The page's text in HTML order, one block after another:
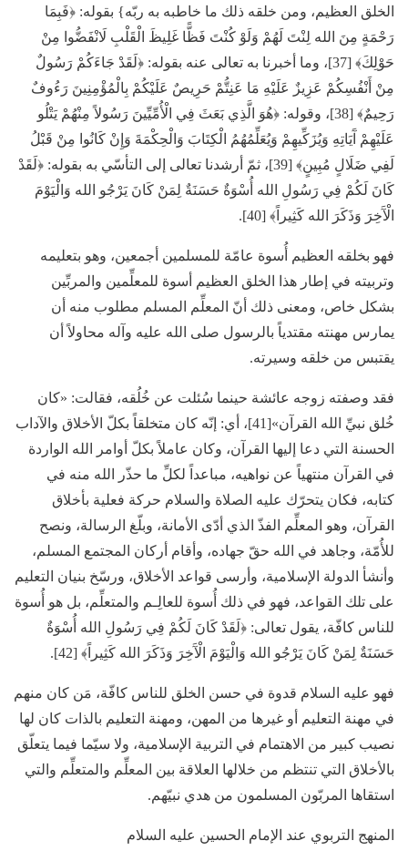
الخلق العظيم، ومن خلقه ذلك ما خاطبه به ربّه} بقوله: ﴿فَبِمَا
رَحْمَةٍ مِنَ الله لِنْتَ لَهُمْ وَلَوْ كُنْتَ فَظًّا غَلِيظَ الْقَلْبِ لَانْفَضُّوا مِنْ
حَوْلِكَ﴾ [37]، وما أخبرنا به تعالى عنه بقوله: ﴿لَقَدْ جَاءَكُمْ رَسُولٌ
مِنْ أَنْفُسِكُمْ عَزِيزٌ عَلَيْهِ مَا عَنِتُّمْ حَرِيصٌ عَلَيْكُمْ بِالْمُؤْمِنِينَ رَءُوفٌ
رَحِيمٌ﴾ [38]، وقوله: ﴿هُوَ الَّذِي بَعَثَ فِي الْأُمِّيِّينَ رَسُولاً مِنْهُمْ يَتْلُو
عَلَيْهِمْ آَيَاتِهِ وَيُزَكِّيهِمْ وَيُعَلِّمُهُمُ الْكِتَابَ وَالْحِكْمَةَ وَإِنْ كَانُوا مِنْ قَبْلُ
لَفِي ضَلَالٍ مُبِينٍ﴾ [39]، ثمّ أرشدنا تعالى إلى التأسّي به بقوله: ﴿لَقَدْ
كَانَ لَكُمْ فِي رَسُولِ الله أُسْوَةٌ حَسَنَةٌ لِمَنْ كَانَ يَرْجُو الله وَالْيَوْمَ
الْآَخِرَ وَذَكَرَ الله كَثِيراً﴾ [40].
فهو بخلقه العظيم أُسوة عامّة للمسلمين أجمعين، وهو بتعليمه
وتربيته في إطار هذا الخلق العظيم أسوة للمعلِّمين والمربِّين
بشكل خاص، ومعنى ذلك أنّ المعلِّم المسلم مطلوب منه أن
يمارس مهنته مقتدياً بالرسول صلى الله عليه وآله محاولاً أن
يقتبس من خلقه وسيرته.
فقد وصفته زوجه عائشة حينما سُئلت عن خُلُقه، فقالت: «كان
خُلق نبيِّ الله القرآن»[41]، أي: إنّه كان متخلقاً بكلّ الأخلاق والآداب
الحسنة التي دعا إليها القرآن، وكان عاملاً بكلّ أوامر الله الواردة
في القرآن منتهياً عن نواهيه، مباعداً لكلِّ ما حذّر الله منه في
كتابه، فكان يتحرّك عليه الصلاة والسلام حركة فعلية بأخلاق
القرآن، وهو المعلِّم الفذّ الذي أدّى الأمانة، وبلّغ الرسالة، ونصح
للأُمّة، وجاهد في الله حقّ جهاده، وأقام أركان المجتمع المسلم،
وأنشأ الدولة الإسلامية، وأرسى قواعد الأخلاق، ورسّخ بنيان التعليم
على تلك القواعد، فهو في ذلك أُسوة للعالِـم والمتعلِّم، بل هو أُسوة
للناس كافّة، يقول تعالى: ﴿لَقَدْ كَانَ لَكُمْ فِي رَسُولِ الله أُسْوَةٌ
حَسَنَةٌ لِمَنْ كَانَ يَرْجُو الله وَالْيَوْمَ الْآَخِرَ وَذَكَرَ الله كَثِيراً﴾ [42].
فهو عليه السلام قدوة في حسن الخلق للناس كافّة، مَن كان منهم
في مهنة التعليم أو غيرها من المهن، ومهنة التعليم بالذات كان لها
نصيب كبير من الاهتمام في التربية الإسلامية، ولا سيّما فيما يتعلّق
بالأخلاق التي تنتظم من خلالها العلاقة بين المعلِّم والمتعلِّم والتي
استقاها المربّون المسلمون من هدي نبيّهم.
المنهج التربوي عند الإمام الحسين عليه السلام